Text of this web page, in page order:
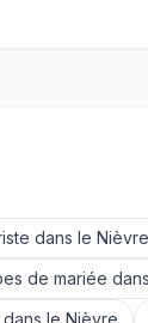
dans le Nièvre
de mariée
dans le Nièvre